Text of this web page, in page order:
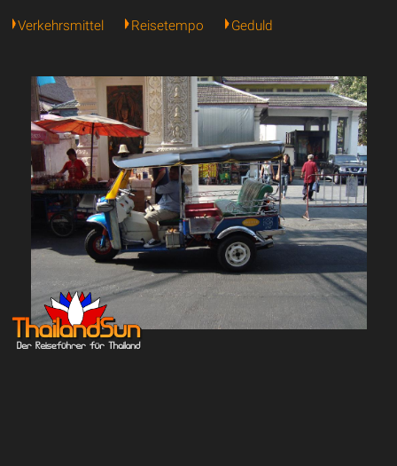
Verkehrsmittel Reisetempo Geduld